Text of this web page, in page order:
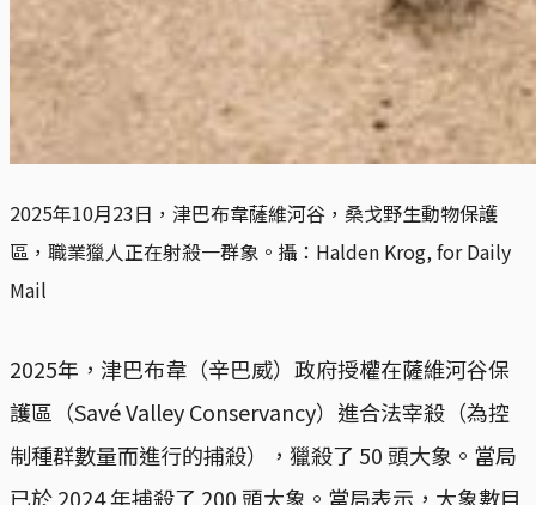
2025年10月23日，津巴布韋薩維河谷，桑戈野生動物保護
區，職業獵人正在射殺一群象。攝：Halden Krog, for Daily
Mail
2025年，津巴布韋（辛巴威）政府授權在薩維河谷保
護區（Savé Valley Conservancy）進合法宰殺（為控
制種群數量而進行的捕殺），獵殺了 50 頭大象。當局
已於 2024 年捕殺了 200 頭大象。當局表示，大象數目